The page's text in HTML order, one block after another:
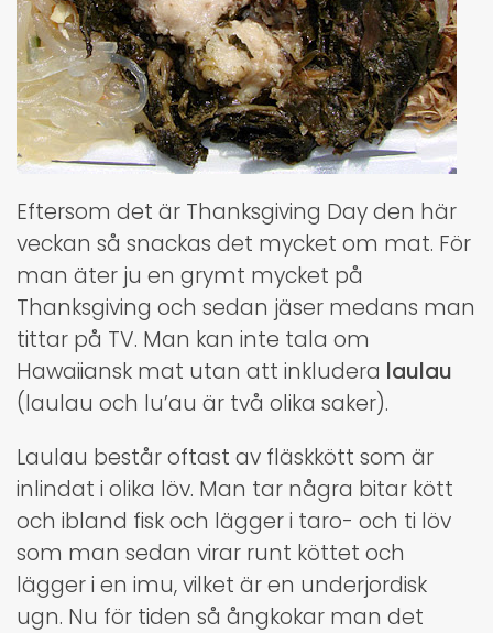
Eftersom det är Thanksgiving Day den här
veckan så snackas det mycket om mat. För
man äter ju en grymt mycket på
Thanksgiving och sedan jäser medans man
tittar på TV. Man kan inte tala om
Hawaiiansk mat utan att inkludera laulau
(laulau och lu’au är två olika saker).
Laulau består oftast av fläskkött som är
inlindat i olika löv. Man tar några bitar kött
och ibland fisk och lägger i taro- och ti löv
som man sedan virar runt köttet och
lägger i en imu, vilket är en underjordisk
ugn. Nu för tiden så ångkokar man det